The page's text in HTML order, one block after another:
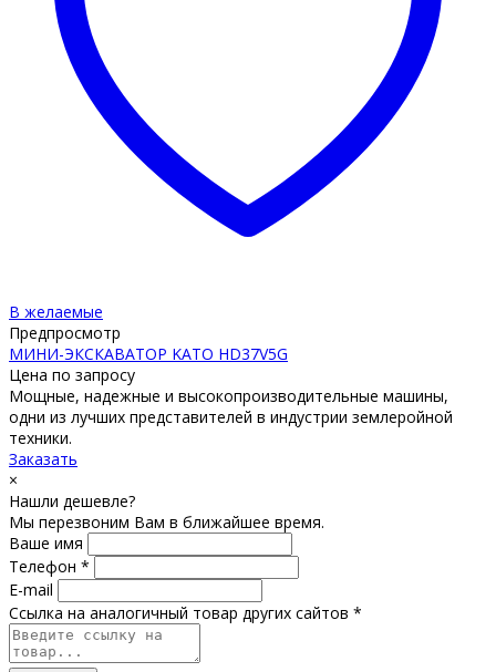
В желаемые
Предпросмотр
МИНИ-ЭКСКАВАТОР KATO HD37V5G
Цена по запросу
Мощные, надежные и высокопроизводительные машины,
одни из лучших представителей в индустрии землеройной
техники.
Заказать
×
Нашли дешевле?
Мы перезвоним Вам в ближайшее время.
Ваше имя
Телефон *
E-mail
Ссылка на аналогичный товар других сайтов *